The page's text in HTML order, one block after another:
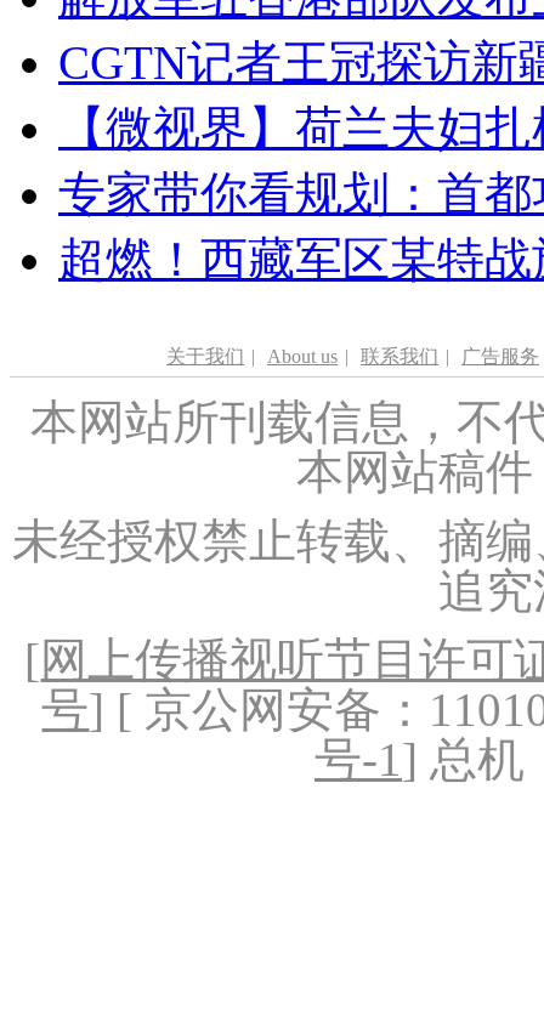
CGTN记者王冠探访新
【微视界】荷兰夫妇
专家带你看规划：首
超燃！西藏军区某特
关于我们 | About us | 联系我们 | 广告服务
本网站所刊载信息，不
本网站稿
未经授权禁止转载、摘
追
[网上传播视听节目许可
号] [ 京公网安备：
号-1] 总机